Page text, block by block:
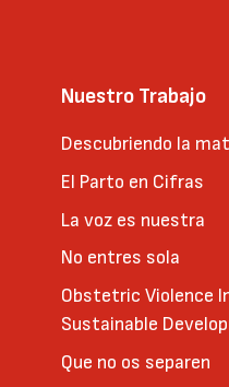
Nuestro Trabajo
Descubriendo la
El Parto en Cifras
La voz es nuestra
No entres sola
Obstetric Violence
Sustainable
Que no os separen